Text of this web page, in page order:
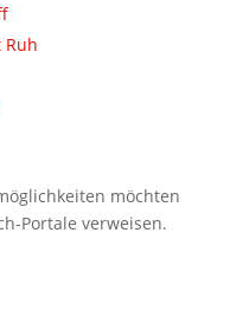
Ruh
möchten
Portale verweisen.